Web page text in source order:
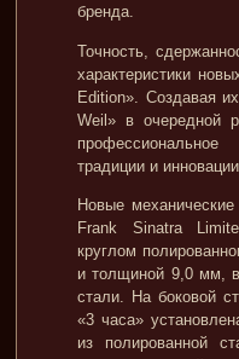
бренда.
Точность,
характеристики
Edition». Создавая
Weil» в очередной
традиции и инновации.
Новые
Frank Sinatra
круглом
и толщиной 9,0 мм,
стали. На боковой
«3 часа»
из полированной